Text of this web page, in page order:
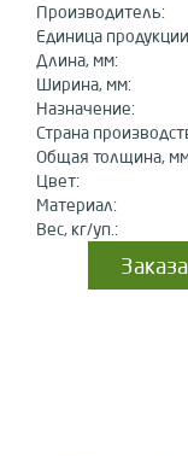
Производитель:
Единица
Длина, мм:
Ширина, мм:
Назначение:
Страна
Общая толщина,
Цвет:
Материал:
Вес, кг/уп.: